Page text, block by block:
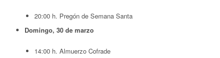
20:00 h. Pregón de Semana Santa
Domingo, 30 de marzo
14:00 h. Almuerzo Cofrade